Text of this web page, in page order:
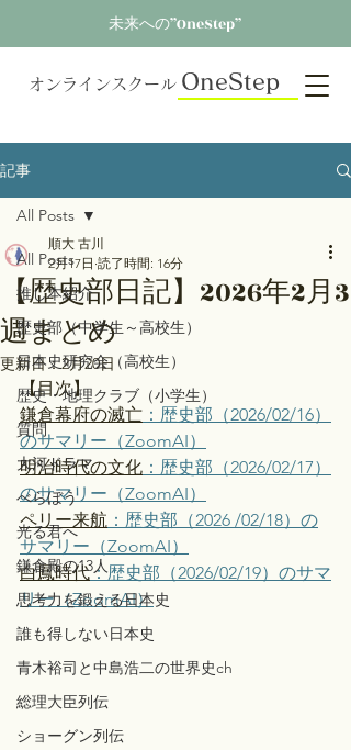
未来への”OneStep”
オンラインスクール OneStep
記事
All Posts
推し本紹介
歴史部（中学生～高校生）
日本史研究会（高校生）
歴史・地理クラブ（小学生）
質問
大河ドラマ
べらぼう
光る君へ
鎌倉殿の13人
思考力を鍛える日本史
誰も得しない日本史
青木裕司と中島浩二の世界史ch
総理大臣列伝
ショーグン列伝
All Posts
【歴史部日記】2026年2月3
週まとめ
順大 古川
2月17日 読了時間: 16分
更新日：2月20日
【目次】
鎌倉幕府の滅亡 ：歴史部（2026/02/16）
のサマリー（ZoomAI）
明治時代の文化 ：歴史部（2026/02/17）
のサマリー（ZoomAI）
ペリー来航 ：歴史部（2026 /02/18）の
サマリー（ZoomAI）
白鳳時代：歴史部（2026/02/19）のサマ
リー（ZoomAI）